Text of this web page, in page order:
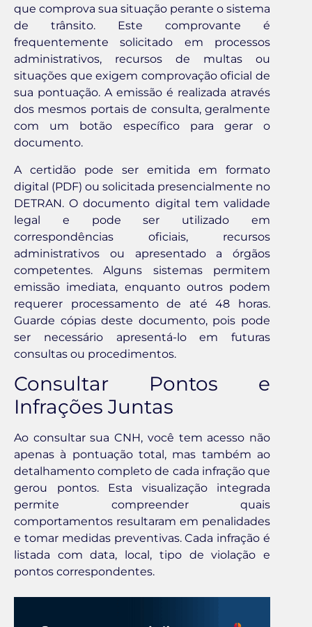
que comprova sua situação perante o sistema
de trânsito. Este comprovante é
frequentemente solicitado em processos
administrativos, recursos de multas ou
situações que exigem comprovação oficial de
sua pontuação. A emissão é realizada através
dos mesmos portais de consulta, geralmente
com um botão específico para gerar o
documento.
A certidão pode ser emitida em formato
digital (PDF) ou solicitada presencialmente no
DETRAN. O documento digital tem validade
legal e pode ser utilizado em
correspondências oficiais, recursos
administrativos ou apresentado a órgãos
competentes. Alguns sistemas permitem
emissão imediata, enquanto outros podem
requerer processamento de até 48 horas.
Guarde cópias deste documento, pois pode
ser necessário apresentá-lo em futuras
consultas ou procedimentos.
Consultar Pontos e
Infrações Juntas
Ao consultar sua CNH, você tem acesso não
apenas à pontuação total, mas também ao
detalhamento completo de cada infração que
gerou pontos. Esta visualização integrada
permite compreender quais
comportamentos resultaram em penalidades
e tomar medidas preventivas. Cada infração é
listada com data, local, tipo de violação e
pontos correspondentes.